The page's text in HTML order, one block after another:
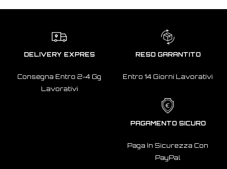
DELIVERY EXPRES
Consegna Entro 2-4 Gg
Lavorativi
RESO GARANTITO
Entro 14 Giorni Lavorativi
PAGAMENTO SICURO
Paga In Sicurezza Con
PayPal